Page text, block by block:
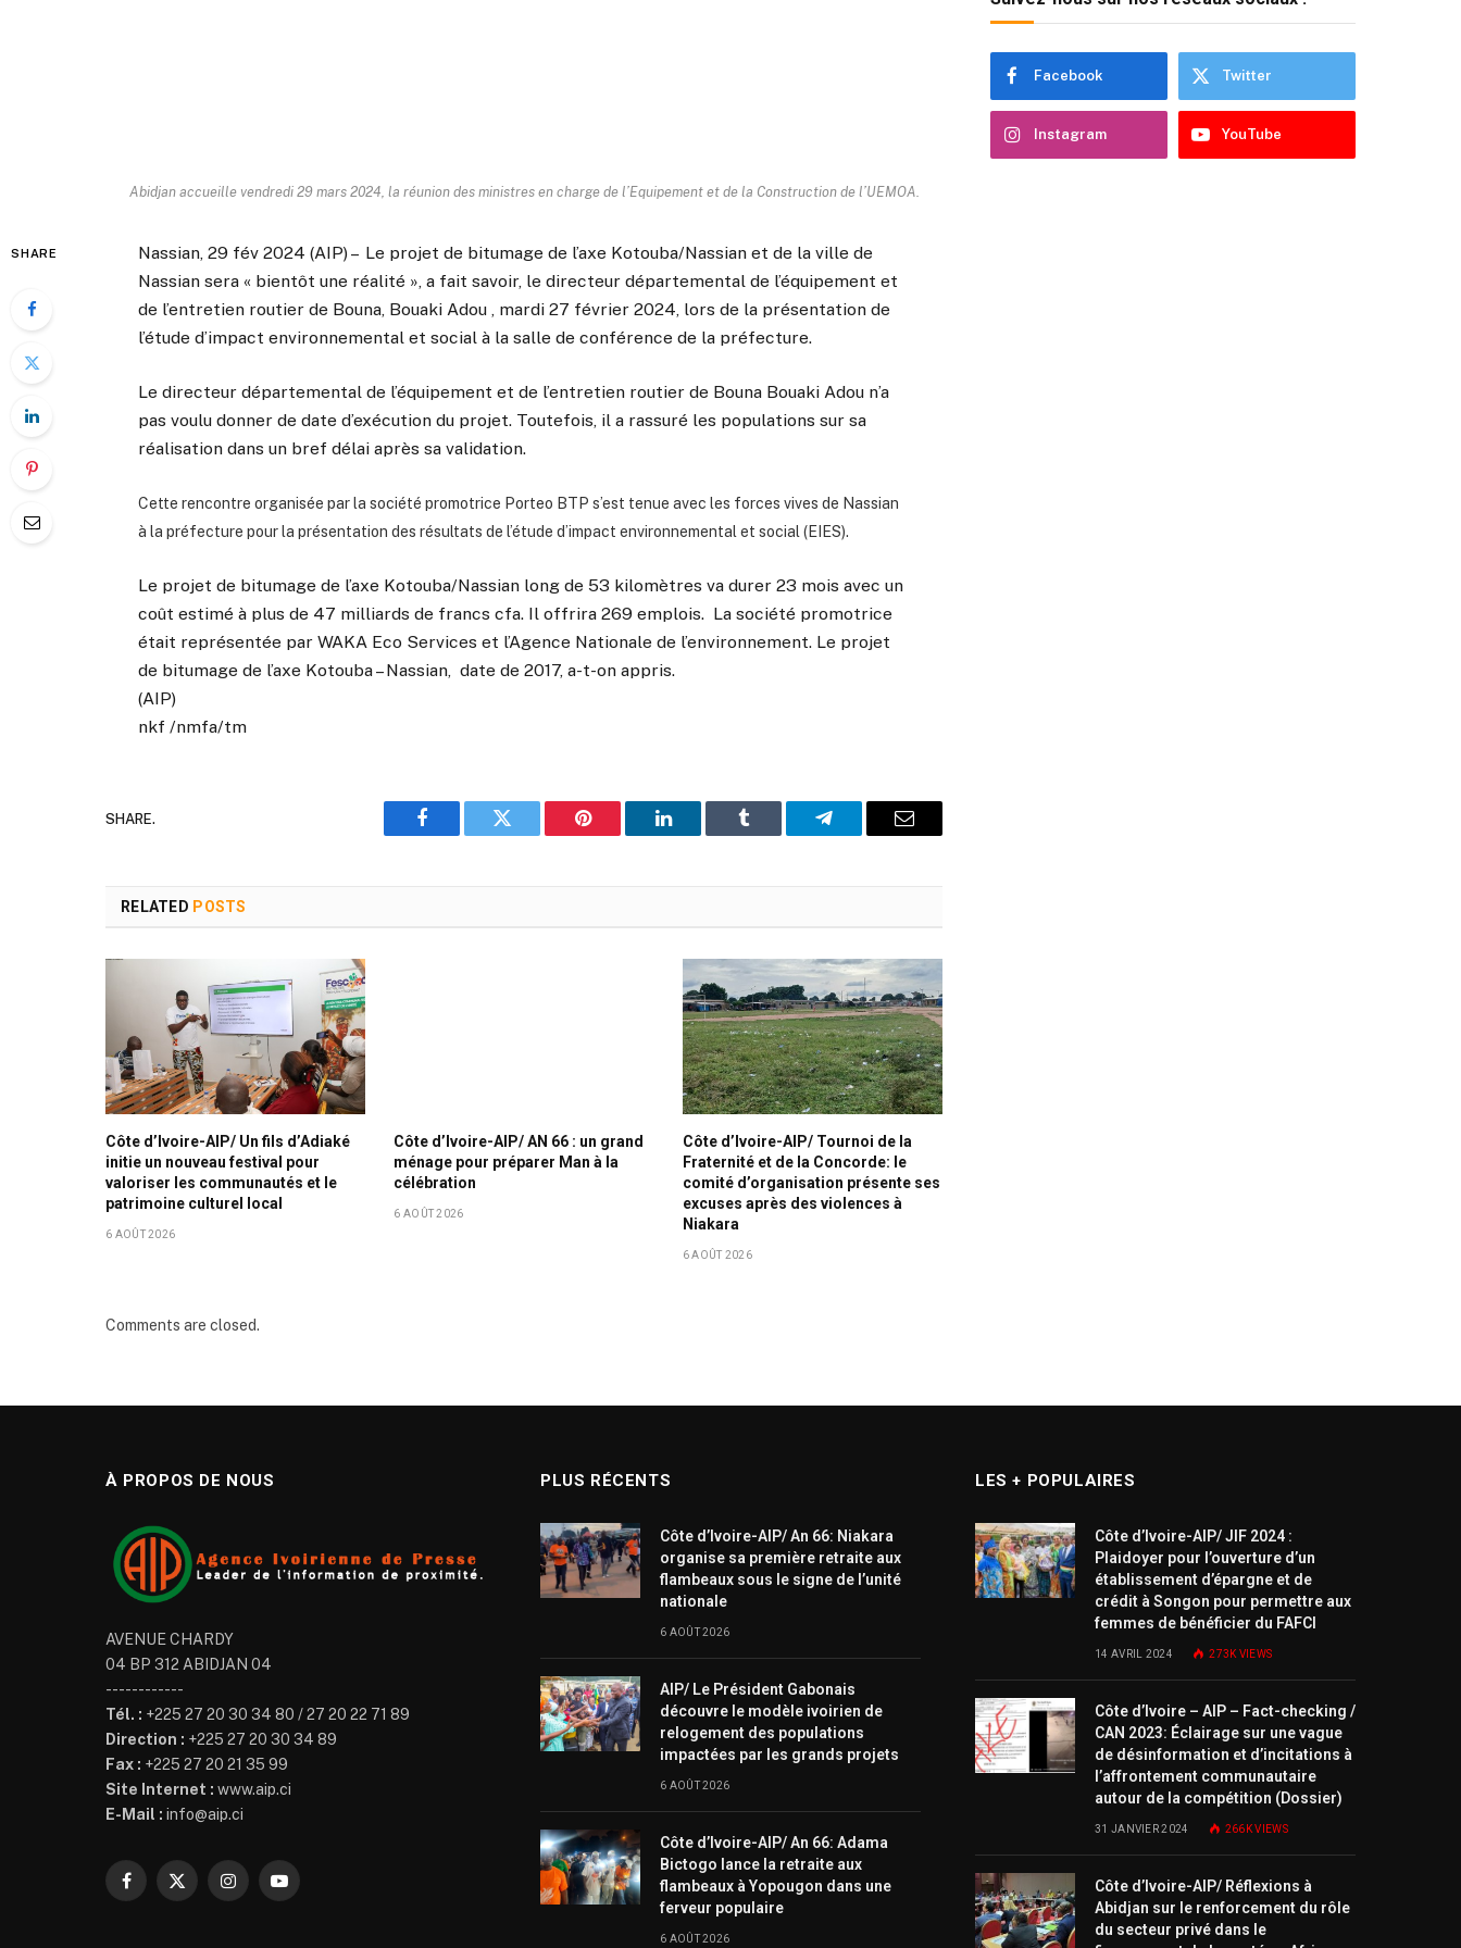
Abidjan accueille vendredi 29 mars 2024, la réunion des ministres en charge de l’Equipement et de la Construction de l’UEMOA.
SHARE
Nassian, 29 fév 2024 (AIP) – Le projet de bitumage de l’axe Kotouba/Nassian et de la ville de
Nassian sera « bientôt une réalité », a fait savoir, le directeur départemental de l’équipement et
de l’entretien routier de Bouna, Bouaki Adou , mardi 27 février 2024, lors de la présentation de
l’étude d’impact environnemental et social à la salle de conférence de la préfecture.
Le directeur départemental de l’équipement et de l’entretien routier de Bouna Bouaki Adou n’a
pas voulu donner de date d’exécution du projet. Toutefois, il a rassuré les populations sur sa
réalisation dans un bref délai après sa validation.
Cette rencontre organisée par la société promotrice Porteo BTP s’est tenue avec les forces vives de Nassian
à la préfecture pour la présentation des résultats de l’étude d’impact environnemental et social (EIES).
Le projet de bitumage de l’axe Kotouba/Nassian long de 53 kilomètres va durer 23 mois avec un
coût estimé à plus de 47 milliards de francs cfa. Il offrira 269 emplois. La société promotrice
était représentée par WAKA Eco Services et l’Agence Nationale de l’environnement. Le projet
de bitumage de l’axe Kotouba – Nassian, date de 2017, a-t-on appris.
(AIP)
nkf /nmfa/tm
SHARE.
Facebook Twitter Pinterest LinkedIn Tumblr Telegram Email
RELATED POSTS
Côte d’Ivoire-AIP/ Un fils d’Adiaké
initie un nouveau festival pour
valoriser les communautés et le
patrimoine culturel local
6 AOÛT 2026
Côte d’Ivoire-AIP/ AN 66 : un grand
ménage pour préparer Man à la
célébration
6 AOÛT 2026
Côte d’Ivoire-AIP/ Tournoi de la
Fraternité et de la Concorde: le
comité d’organisation présente ses
excuses après des violences à
Niakara
6 AOÛT 2026
Comments are closed.
Facebook Twitter
Instagram YouTube
À PROPOS DE NOUS
AVENUE CHARDY
04 BP 312 ABIDJAN 04
------------
Tél. : +225 27 20 30 34 80 / 27 20 22 71 89
Direction : +225 27 20 30 34 89
Fax : +225 27 20 21 35 99
Site Internet : www.aip.ci
E-Mail : info@aip.ci
Facebook
X
InstagramYouTube
PLUS RÉCENTS
Côte d’Ivoire-AIP/ An 66: Niakara
organise sa première retraite aux
flambeaux sous le signe de l’unité
nationale
6 AOÛT 2026
AIP/ Le Président Gabonais
découvre le modèle ivoirien de
relogement des populations
impactées par les grands projets
6 AOÛT 2026
Côte d’Ivoire-AIP/ An 66: Adama
Bictogo lance la retraite aux
flambeaux à Yopougon dans une
ferveur populaire
6 AOÛT 2026
LES + POPULAIRES
Côte d’Ivoire-AIP/ JIF 2024 :
Plaidoyer pour l’ouverture d’un
établissement d’épargne et de
crédit à Songon pour permettre aux
femmes de bénéficier du FAFCI
14 AVRIL 2024 273K VIEWS
Côte d’Ivoire – AIP – Fact-checking /
CAN 2023: Éclairage sur une vague
de désinformation et d’incitations à
l’affrontement communautaire
autour de la compétition (Dossier)
31 JANVIER 2024 266KVIEWS
Côte d’Ivoire-AIP/ Réflexions à
Abidjan sur le renforcement du rôle
du secteur privé dans le